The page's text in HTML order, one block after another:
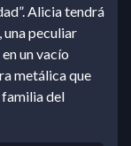
Alicia tendrá
una peculiar
un vacío
metálica que
del